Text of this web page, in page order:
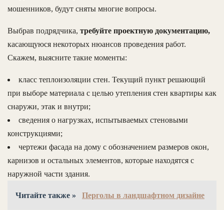
мошенников, будут сняты многие вопросы.
Выбрав подрядчика, требуйте проектную документацию,
касающуюся некоторых нюансов проведения работ.
Скажем, выясните такие моменты:
класс теплоизоляции стен. Текущий пункт решающий
при выборе материала с целью утепления стен квартиры как
снаружи, этак и внутри;
сведения о нагрузках, испытываемых стеновыми
конструкциями;
чертежи фасада на дому с обозначением размеров окон,
карнизов и остальных элементов, которые находятся с
наружной части здания.
Читайте также » Перголы в ландшафтном дизайне